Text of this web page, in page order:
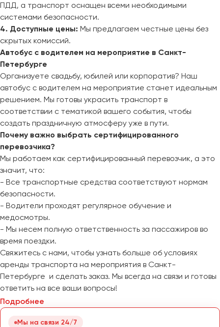
ПДД, а транспорт оснащен всеми необходимыми
системами безопасности.
4. Доступные цены: Мы предлагаем честные цены без
скрытых комиссий.
Автобус с водителем на мероприятие в Санкт-
Петербурге
Организуете свадьбу, юбилей или корпоратив? Наш
автобус с водителем на мероприятие станет идеальным
решением. Мы готовы украсить транспорт в
соответствии с тематикой вашего события, чтобы
создать праздничную атмосферу уже в пути.
Почему важно выбрать сертифицированного
перевозчика?
Мы работаем как сертифицированный перевозчик, а это
значит, что:
- Все транспортные средства соответствуют нормам
безопасности.
- Водители проходят регулярное обучение и
медосмотры.
- Мы несем полную ответственность за пассажиров во
время поездки.
Свяжитесь с нами, чтобы узнать больше об условиях
аренды транспорта на мероприятия в Санкт-
Петербурге и сделать заказ. Мы всегда на связи и готовы
ответить на все ваши вопросы!
Подробнее
Мы на связи 24/7